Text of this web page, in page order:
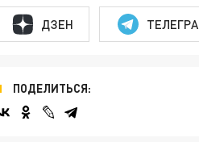
ДЗЕН
ПОДЕЛИТЬСЯ: